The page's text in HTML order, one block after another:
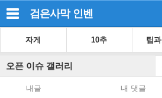
검은사막 인벤
자게 10추 팁
오픈 이슈 갤러리
내글 내 댓글